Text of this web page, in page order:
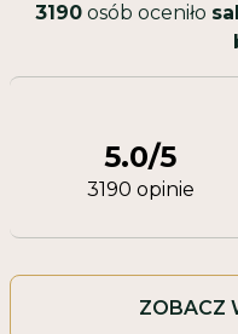
3190osób oceniło
5.0/5
3190 opinie
ZOBACZ